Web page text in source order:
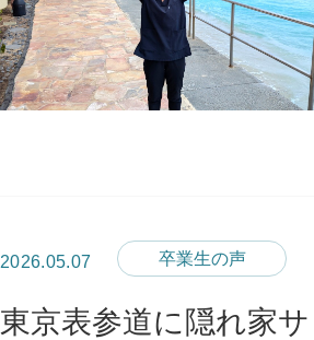
2026.05.07 卒業生の声
東京表参道に隠れ家